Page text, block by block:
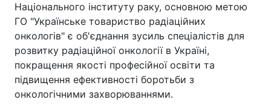
Національного інституту раку, основною метою
ГО "Українське товариство радіаційних
онкологів" є об'єднання зусиль спеціалістів для
розвитку радіаційної онкології в Україні,
покращення якості професійної освіти та
підвищення ефективності боротьби з
онкологічними захворюваннями.